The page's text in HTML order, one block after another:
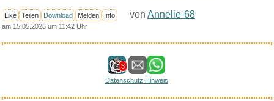
Like Teilen Download Melden Info von Annelie-68
am 15.05.2026 um 11:42 Uhr
3
Datenschutz Hinweis